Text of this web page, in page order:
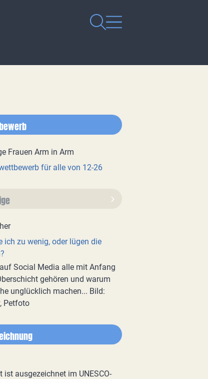
für alle von 12-26
ich zu wenig, oder lügen die
Social Media alle mit Anfang
gehören und warum
unglücklich machen... Bild:
Petfoto
ist ausgezeichnet im UNESCO-